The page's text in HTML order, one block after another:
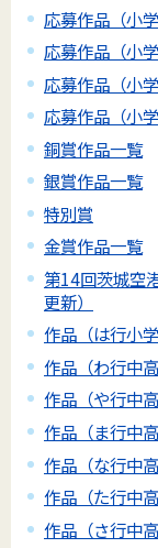
応募作品（小
応募作品（小
応募作品（小
応募作品（小
銅賞作品一覧
銀賞作品一覧
特別賞
金賞作品一覧
第14回茨城空
更新）
作品（は行小
作品（わ行中
作品（や行中
作品（ま行中
作品（な行中
作品（た行中
作品（さ行中